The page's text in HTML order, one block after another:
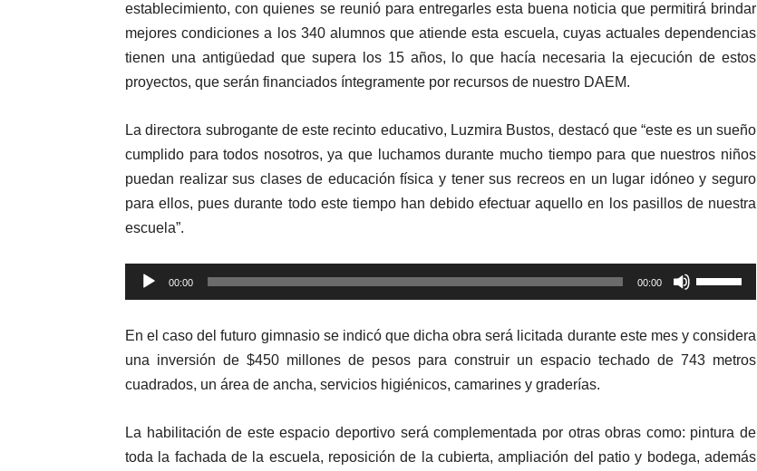
establecimiento, con quienes se reunió para entregarles esta buena noticia que permitirá brindar
mejores condiciones a los 340 alumnos que atiende esta escuela, cuyas actuales dependencias
tienen una antigüedad que supera los 15 años, lo que hacía necesaria la ejecución de estos
proyectos, que serán financiados íntegramente por recursos de nuestro DAEM.
La directora subrogante de este recinto educativo, Luzmira Bustos, destacó que “este es un sueño
cumplido para todos nosotros, ya que luchamos durante mucho tiempo para que nuestros niños
puedan realizar sus clases de educación física y tener sus recreos en un lugar idóneo y seguro
para ellos, pues durante todo este tiempo han debido efectuar aquello en los pasillos de nuestra
escuela”.
Reproductor
de
00:00 00:00
las
de
flecha
aumentar
o
En el caso del futuro gimnasio se indicó que dicha obra será licitada durante este mes y considera
una inversión de $450 millones de pesos para construir un espacio techado de 743 metros
cuadrados, un área de ancha, servicios higiénicos, camarines y graderías.
La habilitación de este espacio deportivo será complementada por otras obras como: pintura de
toda la fachada de la escuela, reposición de la cubierta, ampliación del patio y bodega, además